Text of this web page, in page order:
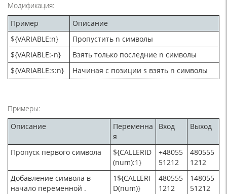
Модификация:
Пример
Описание
${VARIABLE:n}
Пропустить n символы
${VARIABLE:-n}
Взять только последние n символы
${VARIABLE:s:n}
Начиная с позиции s взять n символы
Примеры:
Описание
Переменна
я
Вход Выход
Пропуск первого символа
${CALLERID
(num):1}
+48055
51212
480555
1212
Добавление символа в
начало переменной .
1${CALLERI
D(num)}
480555
1212
148055
51212